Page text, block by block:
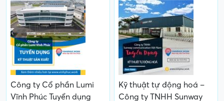
Công ty Cổ phần Lumi
Vĩnh Phúc Tuyển dụng
Kỹ thuật tự động hoá –
Công ty TNHH Sunway